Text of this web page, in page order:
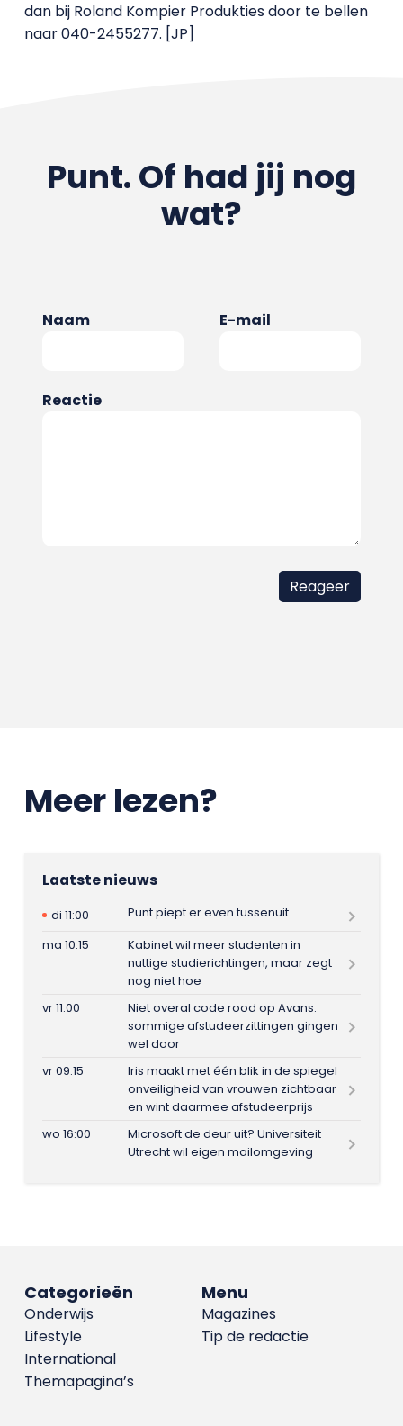
dan bij Roland Kompier Produkties door te bellen
naar 040-2455277. [JP]
Punt. Of had jij nog
wat?
Naam E-mail
Reactie
Meer lezen?
Laatste nieuws
di 11:00
Punt piept er even tussenuit
ma 10:15
Kabinet wil meer studenten in
nuttige studierichtingen, maar zegt
nog niet hoe
vr 11:00
Niet overal code rood op Avans:
sommige afstudeerzittingen gingen
wel door
vr 09:15
Iris maakt met één blik in de spiegel
onveiligheid van vrouwen zichtbaar
en wint daarmee afstudeerprijs
wo 16:00
Microsoft de deur uit? Universiteit
Utrecht wil eigen mailomgeving
Menu
Magazines
Tip de redactie
Categorieën
Onderwijs
Lifestyle
International
Themapagina’s